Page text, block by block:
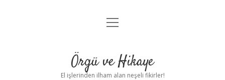
Anasayfa
Yasal Uyarı
menüyü
Örgü ve Hikaye
El işlerinden ilham alan neşeli fikirler!